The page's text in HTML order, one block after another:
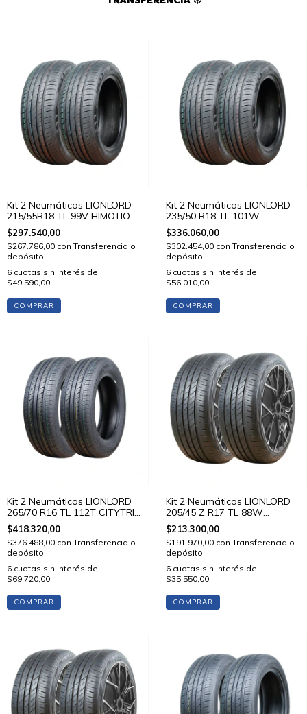
Kit 2 Neumáticos LIONLORD
215/55R18 TL 99V HIMOTION
U01
$297.540,00
$267.786,00 con Transferencia o
depósito
6 cuotas sin interés de
$49.590,00
COMPRAR
Kit 2 Neumáticos LIONLORD
235/50 R18 TL 101W
HIMOTION U01
$336.060,00
$302.454,00 con Transferencia o
depósito
6 cuotas sin interés de
$56.010,00
COMPRAR
Kit 2 Neumáticos LIONLORD
265/70 R16 TL 112T CITYTRIP
V01
$418.320,00
$376.488,00 con Transferencia o
depósito
6 cuotas sin interés de
$69.720,00
COMPRAR
Kit 2 Neumáticos LIONLORD
205/45 Z R17 TL 88W
MUTECH H02
$213.300,00
$191.970,00 con Transferencia o
depósito
6 cuotas sin interés de
$35.550,00
COMPRAR